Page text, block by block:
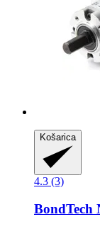
Košarica
4.3 (3)
BondTech